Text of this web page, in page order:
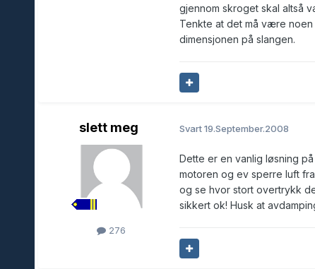
gjennom skroget skal altså
Tenkte at det må være
dimensjonen på slangen.
slett meg
276
Svart19.September.2008
Dette er en vanlig løsning
motoren og ev sperre luft
og se hvor stort overtrykk
sikkert ok! Husk at